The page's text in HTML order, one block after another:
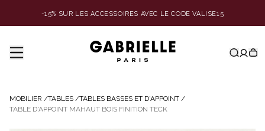
-15% SUR LES ACCESSOIRES AVEC LE CODE VALISE15
MOBILIER /TABLES /TABLES BASSES ET D'APPOINT /
TABLE D'APPOINT MAHAUT BOIS FINITION TECK